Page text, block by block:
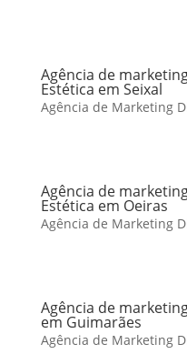
Agência de
Estética em Seixal
Agência de Marketing
Agência de
Estética em Oeiras
Agência de Marketing
Agência de
em Guimarães
Agência de Marketing